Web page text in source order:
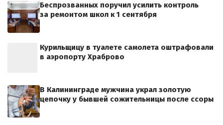
Беспрозванных поручил усилить контроль
за ремонтом школ к 1 сентября
Курильщицу в туалете самолета оштрафовали
в аэропорту Храброво
В Калининграде мужчина украл золотую
цепочку у бывшей сожительницы после ссоры